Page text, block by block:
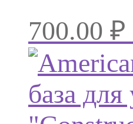
700.00 ₽